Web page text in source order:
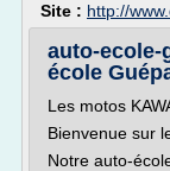
Site : http://
auto-ecole-
école
Les motos
Bienvenue sur
Notre auto-